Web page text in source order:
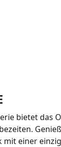
bietet das
einer